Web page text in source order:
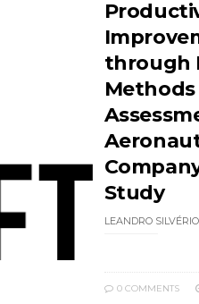
through
Methods
Study
LEANDRO SILVÉRIO
0 COMMENTS